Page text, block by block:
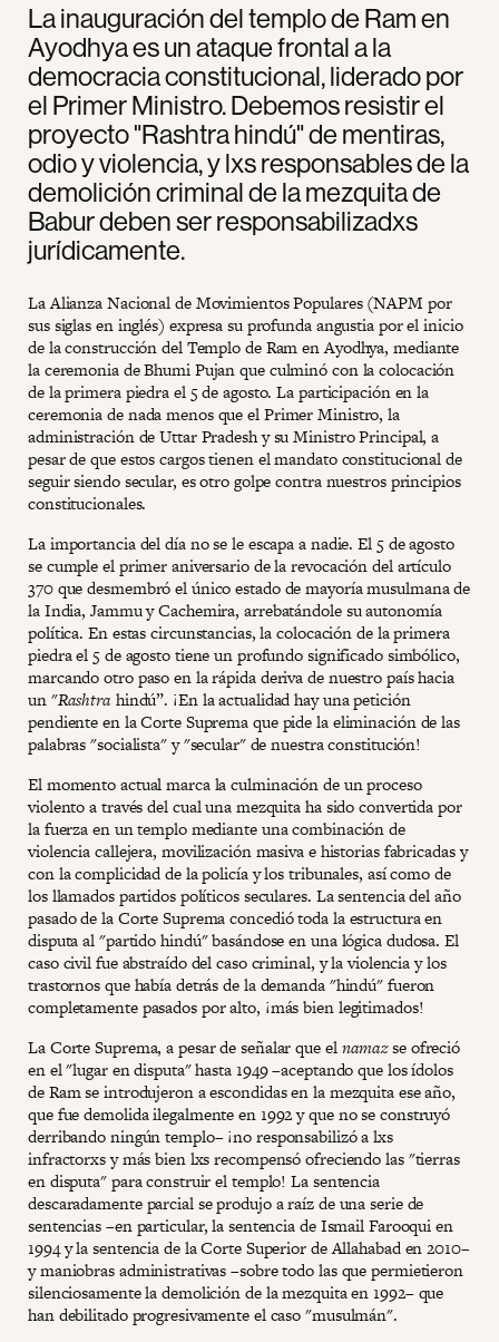
La inauguración del templo de Ram en
Ayodhya es un ataque frontal a la
democracia constitucional, liderado por
el Primer Ministro. Debemos resistir el
proyecto "Rashtra hindú" de mentiras,
odio y violencia, y lxs responsables de la
demolición criminal de la mezquita de
Babur deben ser responsabilizadxs
jurídicamente.
La Alianza Nacional de Movimientos Populares (NAPM por
sus siglas en inglés) expresa su profunda angustia por el inicio
de la construcción del Templo de Ram en Ayodhya, mediante
la ceremonia de Bhumi Pujan que culminó con la colocación
de la primera piedra el 5 de agosto. La participación en la
ceremonia de nada menos que el Primer Ministro, la
administración de Uttar Pradesh y su Ministro Principal, a
pesar de que estos cargos tienen el mandato constitucional de
seguir siendo secular, es otro golpe contra nuestros principios
constitucionales.
La importancia del día no se le escapa a nadie. El 5 de agosto
se cumple el primer aniversario de la revocación del artículo
370 que desmembró el único estado de mayoría musulmana de
la India, Jammu y Cachemira, arrebatándole su autonomía
política. En estas circunstancias, la colocación de la primera
piedra el 5 de agosto tiene un profundo significado simbólico,
marcando otro paso en la rápida deriva de nuestro país hacia
un "Rashtra hindú”. ¡En la actualidad hay una petición
pendiente en la Corte Suprema que pide la eliminación de las
palabras "socialista" y "secular" de nuestra constitución!
El momento actual marca la culminación de un proceso
violento a través del cual una mezquita ha sido convertida por
la fuerza en un templo mediante una combinación de
violencia callejera, movilización masiva e historias fabricadas y
con la complicidad de la policía y los tribunales, así como de
los llamados partidos políticos seculares. La sentencia del año
pasado de la Corte Suprema concedió toda la estructura en
disputa al "partido hindú" basándose en una lógica dudosa. El
caso civil fue abstraído del caso criminal, y la violencia y los
trastornos que había detrás de la demanda "hindú" fueron
completamente pasados por alto, ¡más bien legitimados!
La Corte Suprema, a pesar de señalar que elnamazse ofreció
en el "lugar en disputa" hasta 1949 –aceptando que los ídolos
de Ram se introdujeron a escondidas en la mezquita ese año,
que fue demolida ilegalmente en 1992 y que no se construyó
derribando ningún templo– ¡no responsabilizó a lxs
infractorxs y más bien lxs recompensó ofreciendo las "tierras
en disputa" para construir el templo! La sentencia
descaradamente parcial se produjo a raíz de una serie de
sentencias –en particular, la sentencia de Ismail Farooqui en
1994 y la sentencia de la Corte Superior de Allahabad en 2010–
y maniobras administrativas –sobre todo las que permietieron
silenciosamente la demolición de la mezquita en 1992– que
han debilitado progresivamente el caso "musulmán".